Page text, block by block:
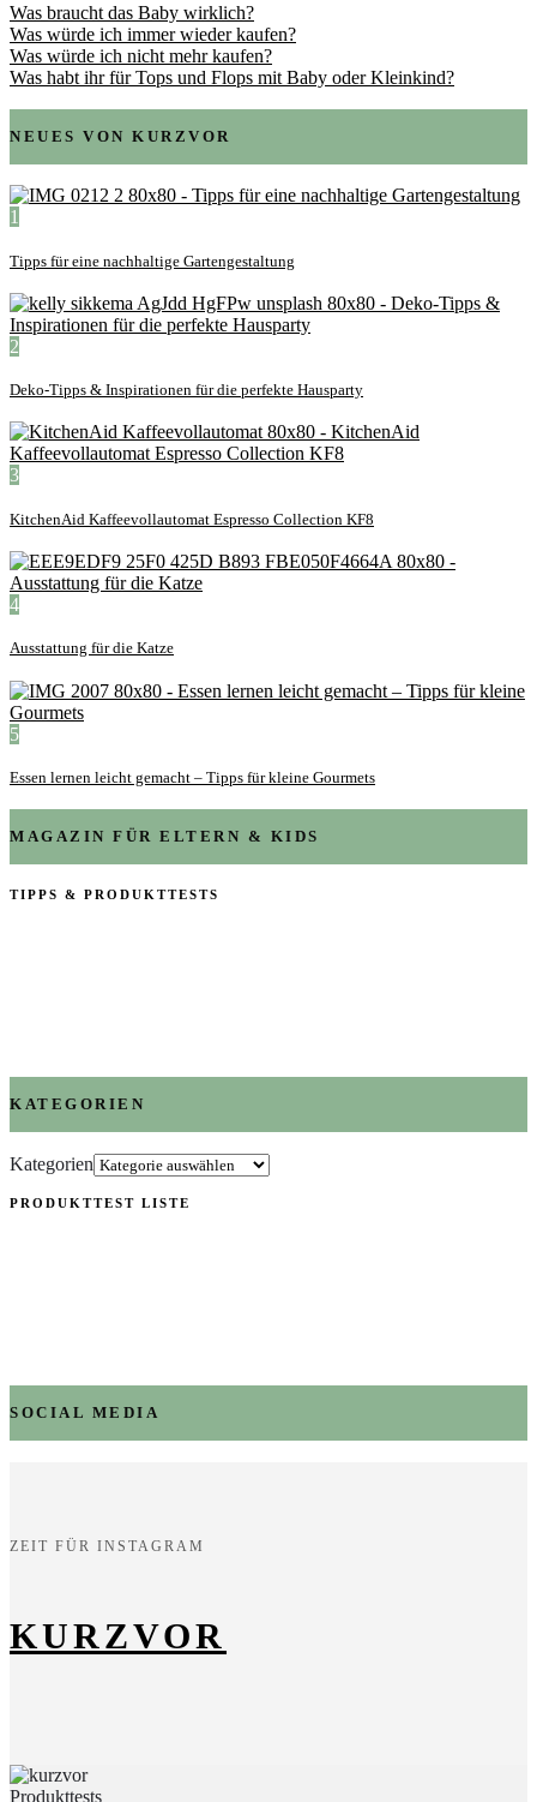
Was braucht das Baby wirklich?
Was würde ich immer wieder kaufen?
Was würde ich nicht mehr kaufen?
Was habt ihr für Tops und Flops mit Baby oder Kleinkind?
NEUES VON KURZVOR
1
Tipps für eine nachhaltige Gartengestaltung
2
Deko-Tipps & Inspirationen für die perfekte Hausparty
3
KitchenAid Kaffeevollautomat Espresso Collection KF8
4
Ausstattung für die Katze
5
Essen lernen leicht gemacht – Tipps für kleine Gourmets
MAGAZIN FÜR ELTERN & KIDS
TIPPS & PRODUKTTESTS
KATEGORIEN
Kategorien
PRODUKTTEST LISTE
SOCIAL MEDIA
ZEIT FÜR INSTAGRAM
KURZVOR